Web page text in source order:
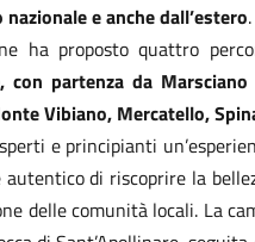
e anche dall’estero.
ha proposto quattro
con partenza da
Vibiano, Mercatello,
e principianti
di riscoprire la
delle comunità locali. La